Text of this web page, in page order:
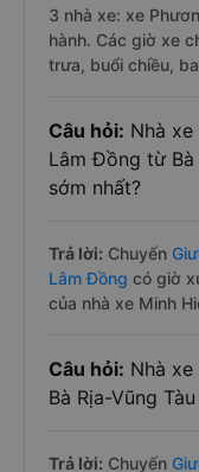
3 nhà xe: xe
hành. Các giờ xe
trưa, buổi chiều,
Câu hỏi: Nhà
Lâm Đồng từ Bà
sớm nhất?
Trả lời: Chuyến
Lâm Đồng có giờ
của nhà xe Minh
Câu hỏi: Nhà
Bà Rịa-Vũng
Trả lời: Chuyến